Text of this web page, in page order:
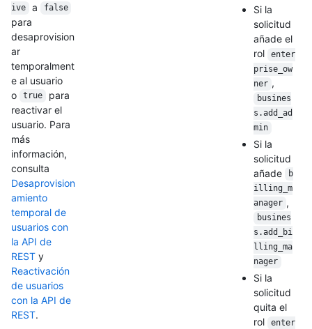
ive
a false
para
desaprovision
ar
temporalment
e al usuario
o
true
para
reactivar el
usuario. Para
más
información,
consulta
Desaprovision
amiento
temporal de
usuarios con
la API de
REST y
Reactivación
de usuarios
con la API de
REST.
Si la
solicitud
añade el
rol
enter
prise_ow
ner ,
busines
s.add_ad
min
Si la
solicitud
añade
b
illing_m
anager ,
busines
s.add_bi
lling_ma
nager
Si la
solicitud
quita el
rol
enter